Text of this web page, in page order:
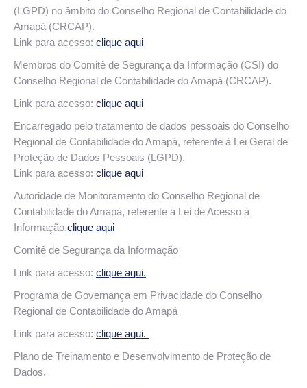
(LGPD) no âmbito do Conselho Regional de Contabilidade do
Amapá (CRCAP).
Link para acesso: clique aqui
Membros do Comitê de Segurança da Informação (CSI) do
Conselho Regional de Contabilidade do Amapá (CRCAP).
Link para acesso: clique aqui
Encarregado pelo tratamento de dados pessoais do Conselho
Regional de Contabilidade do Amapá, referente à Lei Geral de
Proteção de Dados Pessoais (LGPD).
Link para acesso: clique aqui
Autoridade de Monitoramento do Conselho Regional de
Contabilidade do Amapá, referente à Lei de Acesso à
Informação.clique aqui
Comitê de Segurança da Informação
Link para acesso: clique aqui.
Programa de Governança em Privacidade do Conselho
Regional de Contabilidade do Amapá
Link para acesso: clique aqui.
Plano de Treinamento e Desenvolvimento de Proteção de
Dados.